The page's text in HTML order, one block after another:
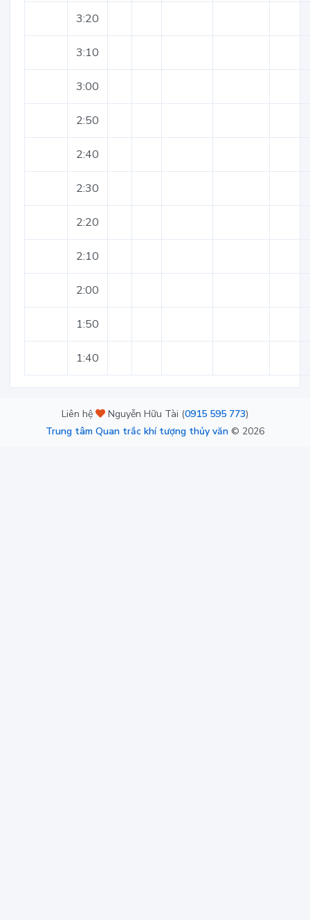
3:20
3:10
3:00
2:50
2:40
2:30
2:20
2:10
2:00
1:50
1:40
Liên hệ Nguyễn Hữu Tài (0915 595 773)
Trung tâm Quan trắc khí tượng thủy văn © 2026